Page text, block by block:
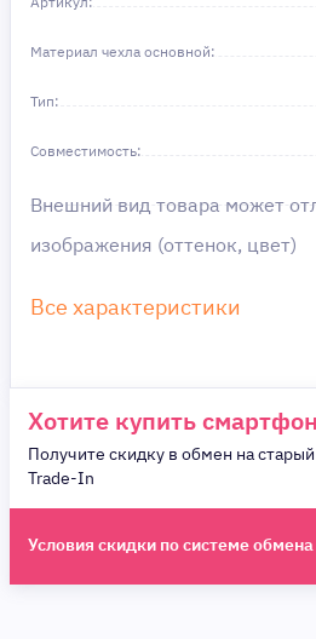
Материал чехла основной:
Тип:
Совместимость:
Внешний вид товара может
изображения (оттенок, цвет)
Все характеристики
Хотите купить
Получите скидку в обмен на
Trade-In
Условия скидки по системе